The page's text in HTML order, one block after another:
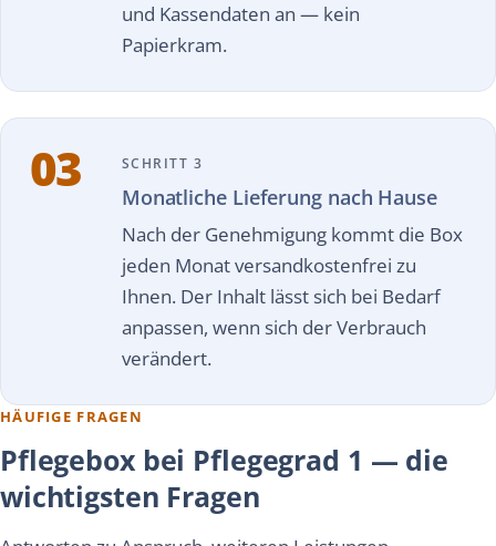
und Kassendaten an — kein
Papierkram.
03 SCHRITT 3
Monatliche Lieferung nach Hause
Nach der Genehmigung kommt die Box
jeden Monat versandkostenfrei zu
Ihnen. Der Inhalt lässt sich bei Bedarf
anpassen, wenn sich der Verbrauch
verändert.
HÄUFIGE FRAGEN
Pflegebox bei Pflegegrad 1 — die
wichtigsten Fragen